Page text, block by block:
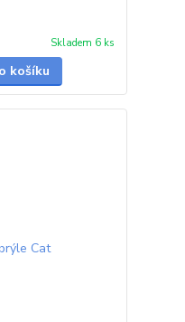
Skladem 6 ks
košíku